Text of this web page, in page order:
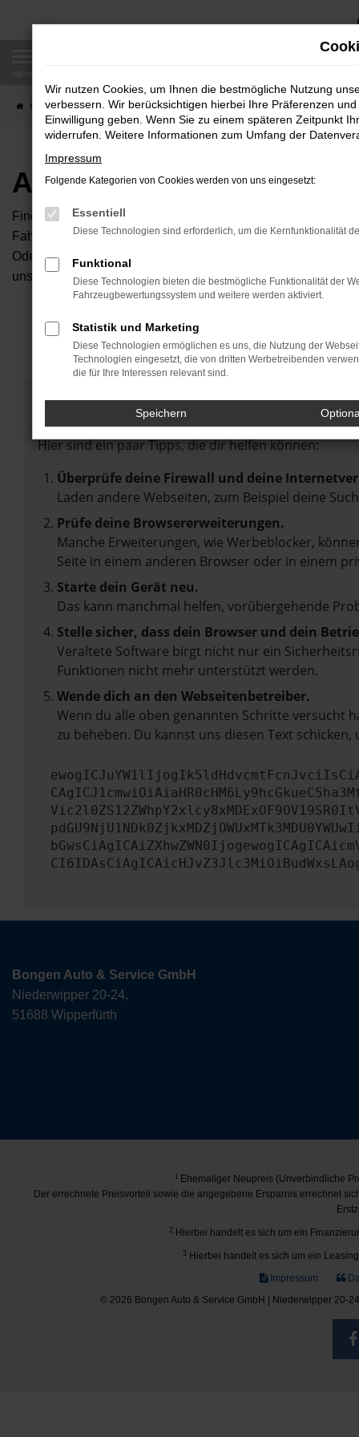
Zum
Startseite Fahrzeugangebote Autobörse
Autobörse
Finden Sie Ihren neuen Traumwagen bei uns. Dafür haben
Fahrzeuge an, die bei uns auf dem Hof stehen. Dann
Oder Sie klicken auf den Button Autobörse und Sie haben
unserem Händlernetzwerk. Diese Fahrzeuge können wir
Fehler: Network Error
Beim Laden ist ein Fehler aufgetreten.
Hier sind ein paar Tipps, die dir helfen können:
Überprüfe deine Firewall und deine
Laden andere Webseiten, zum Beispiel deine
Prüfe deine Browsererweiterungen.
Manche Erweiterungen, wie Werbeblocker,
Seite in einem anderen Browser oder in einem
Starte dein Gerät neu.
Das kann manchmal helfen, vorübergehende
Stelle sicher, dass dein Browser und dein
Veraltete Software birgt nicht nur ein
Funktionen nicht mehr unterstützt werden.
Wende dich an den Webseitenbetreiber.
Wenn du alle oben genannten Schritte versucht
zu beheben. Du kannst uns diesen Text
Bongen Auto & Service GmbH
Niederwipper 20-24,
51688 Wipperfürth
1Ehemaliger Neupreis (Unverbindliche
Der errechnete Preisvorteil sowie die angegebene Ersparnis errechnet
2 Hierbei handelt es sich um ein
3 Hierbei handelt es sich um ein
Impressum
© 2026 Bongen Auto & Service GmbH | Niederwipper 20-
Wir nutzen Cookies, um Ihnen die bestmögliche Nutzung
verbessern. Wir berücksichtigen hierbei Ihre Präferenzen
Einwilligung geben. Wenn Sie zu einem späteren Zeitpunkt
widerrufen. Weitere Informationen zum Umfang der
Impressum
Folgende Kategorien von Cookies werden von uns eingesetzt:
Essentiell
Diese Technologien sind erforderlich, um die Kernfunktionalität
Funktional
Diese Technologien bieten die bestmögliche Funktionalität der
Fahrzeugbewertungssystem und weitere werden aktiviert.
Statistik und Marketing
Diese Technologien ermöglichen es uns, die Nutzung der
Technologien eingesetzt, die von dritten Werbetreibenden
die für Ihre Interessen relevant sind.
Speichern